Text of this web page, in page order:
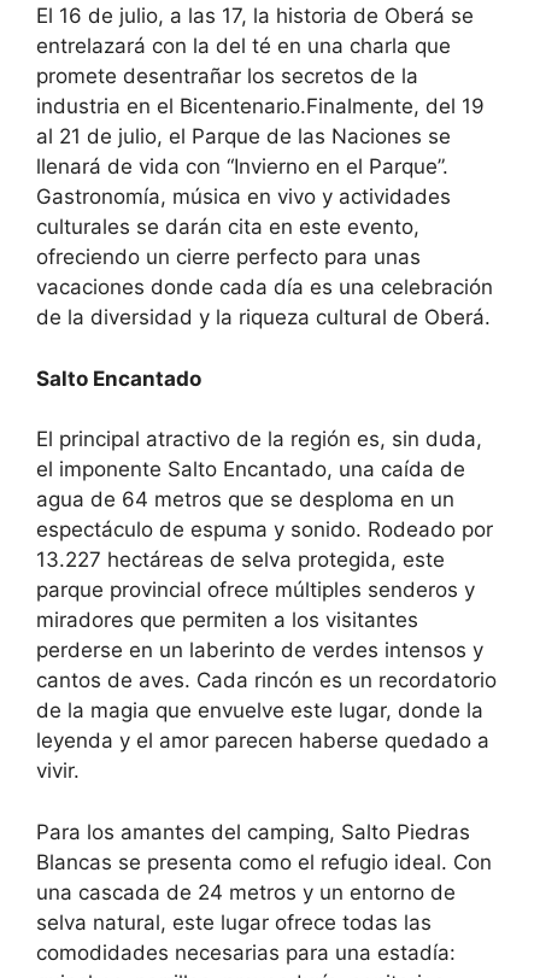
El 16 de julio, a las 17, la historia de Oberá se
entrelazará con la del té en una charla que
promete desentrañar los secretos de la
industria en el Bicentenario.Finalmente, del 19
al 21 de julio, el Parque de las Naciones se
llenará de vida con “Invierno en el Parque”.
Gastronomía, música en vivo y actividades
culturales se darán cita en este evento,
ofreciendo un cierre perfecto para unas
vacaciones donde cada día es una celebración
de la diversidad y la riqueza cultural de Oberá.
Salto Encantado
El principal atractivo de la región es, sin duda,
el imponente Salto Encantado, una caída de
agua de 64 metros que se desploma en un
espectáculo de espuma y sonido. Rodeado por
13.227 hectáreas de selva protegida, este
parque provincial ofrece múltiples senderos y
miradores que permiten a los visitantes
perderse en un laberinto de verdes intensos y
cantos de aves. Cada rincón es un recordatorio
de la magia que envuelve este lugar, donde la
leyenda y el amor parecen haberse quedado a
vivir.
Para los amantes del camping, Salto Piedras
Blancas se presenta como el refugio ideal. Con
una cascada de 24 metros y un entorno de
selva natural, este lugar ofrece todas las
comodidades necesarias para una estadía: